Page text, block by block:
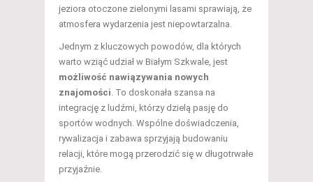
jeziora otoczone zielonymi lasami sprawiają, że
atmosfera wydarzenia jest niepowtarzalna.
Jednym z kluczowych powodów, dla których
warto wziąć udział w Białym Szkwale, jest
możliwość nawiązywania nowych
znajomości . To doskonała szansa na
integrację z ludźmi, którzy dzielą pasję do
sportów wodnych. Wspólne doświadczenia,
rywalizacja i zabawa sprzyjają budowaniu
relacji, które mogą przerodzić się w długotrwałe
przyjaźnie.